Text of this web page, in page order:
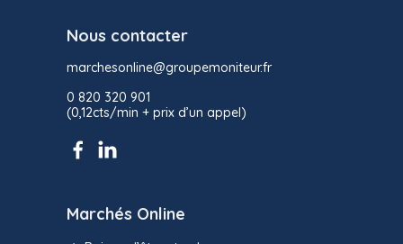
Nous contacter
marchesonline@groupemoniteur.fr
0 820 320 901
(0,12cts/min + prix d’un appel)
Marchés Online